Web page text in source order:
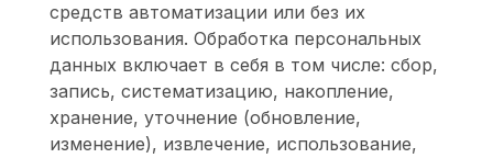
средств автоматизации или без их
использования. Обработка персональных
данных включает в себя в том числе: сбор,
запись, систематизацию, накопление,
хранение, уточнение (обновление,
изменение), извлечение, использование,